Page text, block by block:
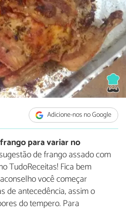
Adicione-nos no Google
frango para variar no
de frango assado com
TudoReceitas! Fica bem
você começar
de antecedência, assim o
do tempero. Para